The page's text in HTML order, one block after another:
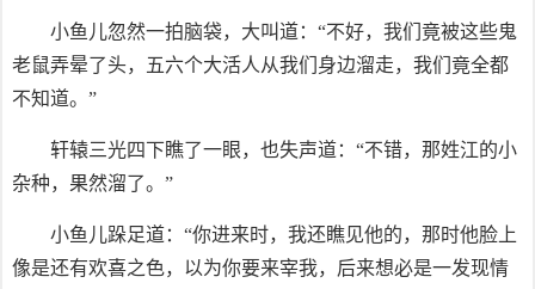
小鱼儿忽然一拍脑袋，大叫道：“不好，我们竟被这些鬼
老鼠弄晕了头，五六个大活人从我们身边溜走，我们竟全都
不知道。”
轩辕三光四下瞧了一眼，也失声道：“不错，那姓江的小
杂种，果然溜了。”
小鱼儿跺足道：“你进来时，我还瞧见他的，那时他脸上
像是还有欢喜之色，以为你要来宰我，后来想必是一发现情